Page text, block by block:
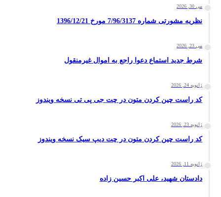
می 30, 2026
نظریه مشورتی شماره 7/96/3137 مورخ 1396/12/21
می 23, 2026
شرط جدید استماع دعوا راجع به اموال غیرمنقول
ژانویه 24, 2026
کد راست چین کردن متون در چت جی پی تی نسخه ویندوز
ژانویه 23, 2026
کد راست چین کردن متون در چت دیپ سیک نسخه ویندوز
ژانویه 11, 2026
دادستان شهید، علی اکبر حسین زاده